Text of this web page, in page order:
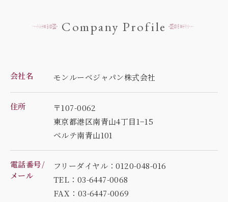
Company Profile
会社名 モンルーベジャパン株式会社
住所
〒107-0062
東京都港区南青山4丁目1−15
ベルテ南青山101
電話番号/
メール
フリーダイヤル：0120-048-016
TEL：03-6447-0068
FAX：03-6447-0069